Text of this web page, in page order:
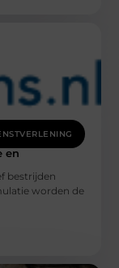
en
bestrijden
worden de